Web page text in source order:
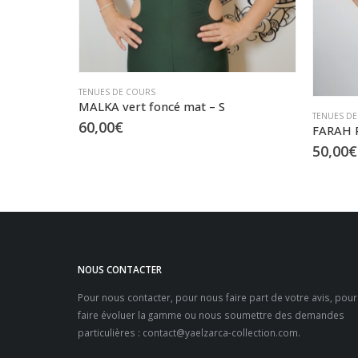
60,00€
NOUS CONTACTER
Pour nous contacter, pour nous faire part de votre avis, pour
faire évoluer la gamme ou nous soumettre des demandes
particulières : contact@yaelzarca-collection.com.